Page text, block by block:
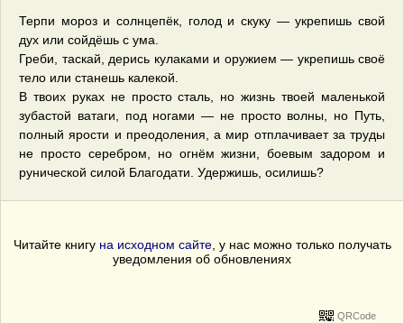
Терпи мороз и солнцепёк, голод и скуку — укрепишь свой
дух или сойдёшь с ума.
Греби, таскай, дерись кулаками и оружием — укрепишь своё
тело или станешь калекой.
В твоих руках не просто сталь, но жизнь твоей маленькой
зубастой ватаги, под ногами — не просто волны, но Путь,
полный ярости и преодоления, а мир отплачивает за труды
не просто серебром, но огнём жизни, боевым задором и
рунической силой Благодати. Удержишь, осилишь?
Читайте книгу на исходном сайте, у нас можно только получать
уведомления об обновлениях
QRCode